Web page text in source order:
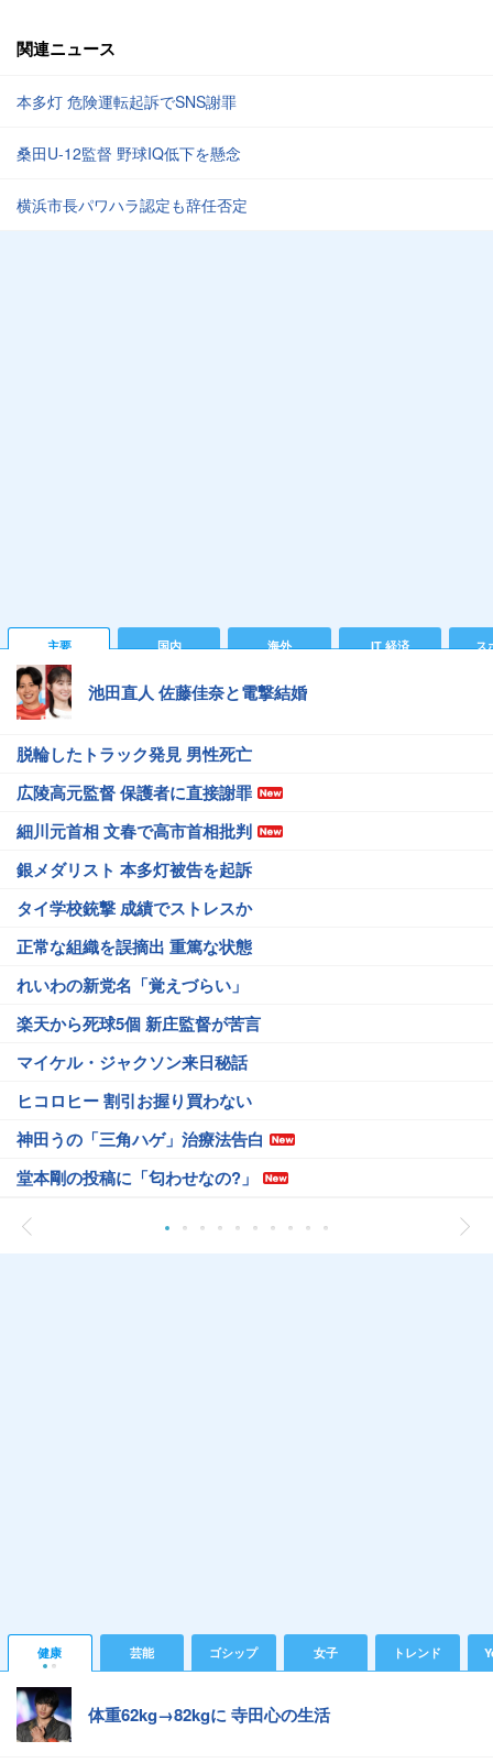
関連ニュース
本多灯 危険運転起訴でSNS謝罪
桑田U-12監督 野球IQ低下を懸念
横浜市長パワハラ認定も辞任否定
主要 国内 海外 IT 経済 ス
池田直人 佐藤佳奈と電撃結婚
脱輪したトラック発見 男性死亡
広陵高元監督 保護者に直接謝罪
細川元首相 文春で高市首相批判
銀メダリスト 本多灯被告を起訴
タイ学校銃撃 成績でストレスか
正常な組織を誤摘出 重篤な状態
れいわの新党名「覚えづらい」
楽天から死球5個 新庄監督が苦言
マイケル・ジャクソン来日秘話
ヒコロヒー 割引お握り買わない
神田うの「三角ハゲ」治療法告白
堂本剛の投稿に「匂わせなの?」
健康 芸能 ゴシップ 女子 トレンド
体重62kg→82kgに 寺田心の生活